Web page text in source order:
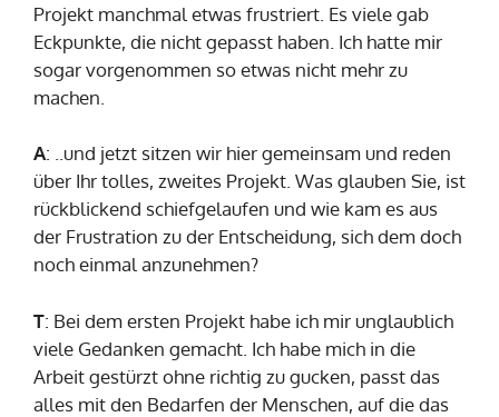
Projekt manchmal etwas frustriert. Es viele gab
Eckpunkte, die nicht gepasst haben. Ich hatte mir
sogar vorgenommen so etwas nicht mehr zu
machen.
A: ..und jetzt sitzen wir hier gemeinsam und reden
über Ihr tolles, zweites Projekt. Was glauben Sie, ist
rückblickend schiefgelaufen und wie kam es aus
der Frustration zu der Entscheidung, sich dem doch
noch einmal anzunehmen?
T: Bei dem ersten Projekt habe ich mir unglaublich
viele Gedanken gemacht. Ich habe mich in die
Arbeit gestürzt ohne richtig zu gucken, passt das
alles mit den Bedarfen der Menschen, auf die das